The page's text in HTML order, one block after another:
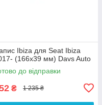
Ibiza для Seat Ibiza
(166х39 мм) Davs Auto
до відправки
₴ 1 235 ₴